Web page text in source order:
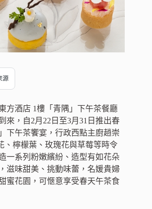
源
方酒店 1樓「青隅」下午茶餐廳
來，自2月22日至3月31日推出春
下午茶饗宴，行政西點主廚趙崇
、檸檬葉、玫瑰花與草莓等時令
一系列粉嫩繽紛、造型有如花朵
滋味甜美、挑動味蕾，名媛貴婦
蜜花園，可愜意享受春天午茶食